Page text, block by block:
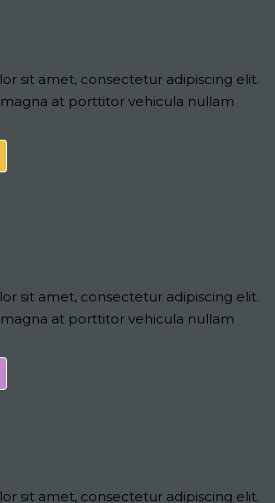
sit amet, consectetur adipiscing elit.
at porttitor vehicula nullam
sit amet, consectetur adipiscing elit.
at porttitor vehicula nullam
sit amet, consectetur adipiscing elit.